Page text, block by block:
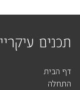
תכנים
דף הבית
התחלה